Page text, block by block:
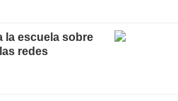
la escuela sobre
redes